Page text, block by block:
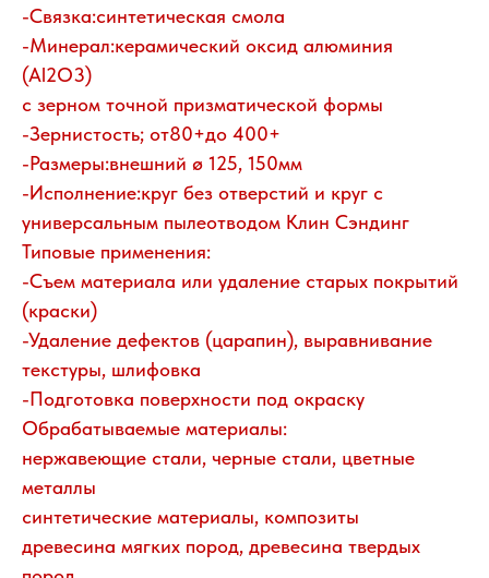
-Связка:синтетическая смола
-Минерал:керамический оксид алюминия
(Al2O3)
с зерном точной призматической формы
-Зернистость; от80+до 400+
-Размеры:внешний ø 125, 150мм
-Исполнение:круг без отверстий и круг с
универсальным пылеотводом Клин Сэндинг
Типовые применения:
-Съем материала или удаление старых покрытий
(краски)
-Удаление дефектов (царапин), выравнивание
текстуры, шлифовка
-Подготовка поверхности под окраску
Обрабатываемые материалы:
нержавеющие стали, черные стали, цветные
металлы
синтетические материалы, композиты
древесина мягких пород, древесина твердых